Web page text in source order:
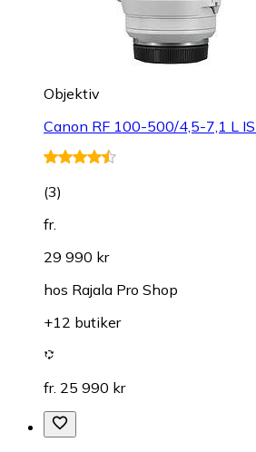
Objektiv
Canon RF 100-500/4,5-7,1 L
(3)
fr.
29 990 kr
hos Rajala Pro Shop
+12 butiker
fr. 25 990 kr